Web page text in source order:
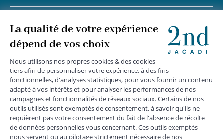
SERVICE CLIENTS +
CGU
DONNÉES PERSONNELLES
Livraison express gratuite en point relais dès 59 € et à domicile dès 150
€ vers la France Métropolitaine